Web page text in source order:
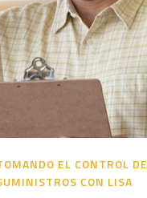
EL CONTROL DE
CON LISA